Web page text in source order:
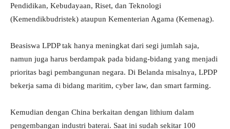
Pendidikan, Kebudayaan, Riset, dan Teknologi
(Kemendikbudristek) ataupun Kementerian Agama (Kemenag).
Beasiswa LPDP tak hanya meningkat dari segi jumlah saja,
namun juga harus berdampak pada bidang-bidang yang menjadi
prioritas bagi pembangunan negara. Di Belanda misalnya, LPDP
bekerja sama di bidang maritim, cyber law, dan smart farming.
Kemudian dengan China berkaitan dengan lithium dalam
pengembangan industri baterai. Saat ini sudah sekitar 100